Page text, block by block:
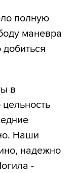
полную
маневра
в
Наши
надежно
-